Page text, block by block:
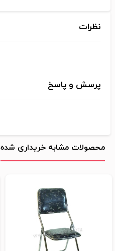
نظرات
پرسش و پاسخ
محصولات مشابه خریداری شده